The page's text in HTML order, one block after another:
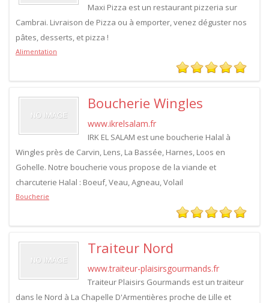
Maxi Pizza est un restaurant pizzeria sur
Cambrai. Livraison de Pizza ou à emporter, venez déguster nos
pâtes, desserts, et pizza !
Alimentation
Boucherie Wingles
www.ikrelsalam.fr
IRK EL SALAM est une boucherie Halal à
Wingles près de Carvin, Lens, La Bassée, Harnes, Loos en
Gohelle. Notre boucherie vous propose de la viande et
charcuterie Halal : Boeuf, Veau, Agneau, Volail
Boucherie
Traiteur Nord
www.traiteur-plaisirsgourmands.fr
Traiteur Plaisirs Gourmands est un traiteur
dans le Nord à La Chapelle D'Armentières proche de Lille et